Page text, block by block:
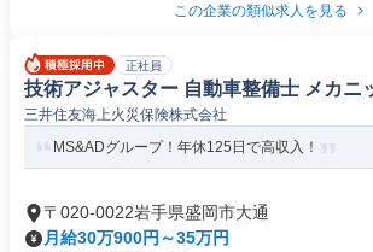
この企業の類似求人を見る
正社員
技術アジャスター 自動車整備士 メカニ
三井住友海上火災保険株式会社
MS&ADグループ！年休125日で高収入！
〒020-0022岩手県盛岡市大通
月給30万900円～35万円